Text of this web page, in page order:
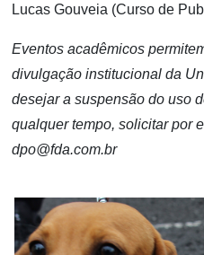
Lucas Gouveia (Curso de
Eventos acadêmicos
divulgação institucional da
desejar a suspensão do uso
qualquer tempo, solicitar por
dpo@fda.com.br